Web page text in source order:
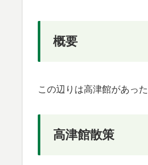
概要
この辺りは高津館があっ
高津館散策